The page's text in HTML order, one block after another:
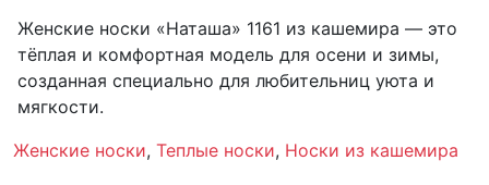
Женские носки «Наташа» 1161 из кашемира — это
тёплая и комфортная модель для осени и зимы,
созданная специально для любительниц уюта и
мягкости.
Женские носки, Теплые носки, Носки из кашемира